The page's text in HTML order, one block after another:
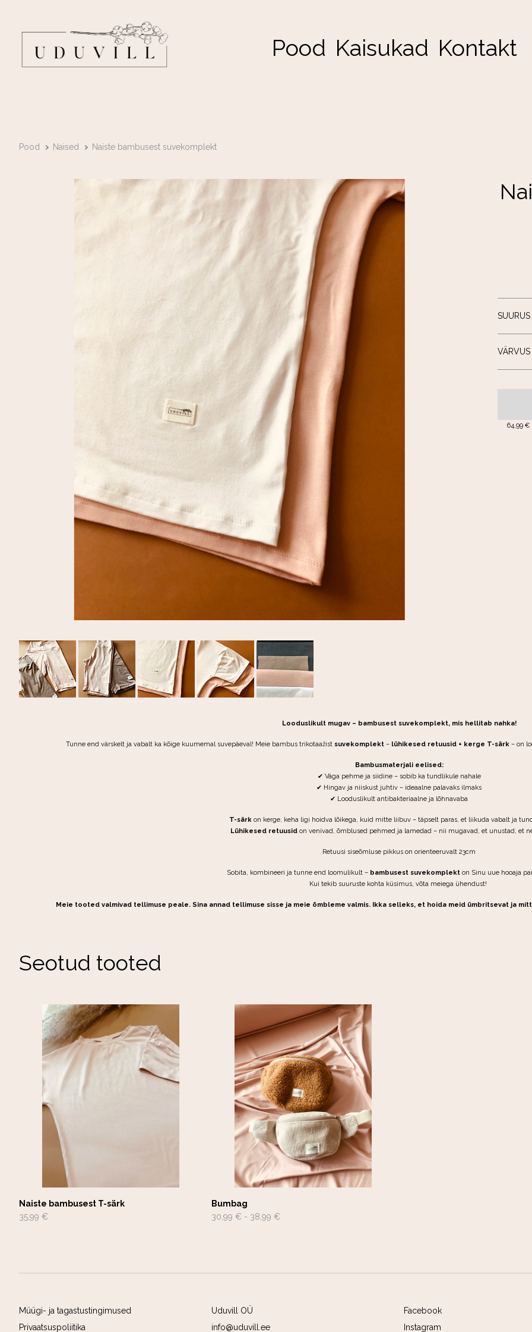
Pood Kaisukad Kontakt
Pood Naised Naiste bambusest suvekomplekt
SUURUS
VÄRVUS
64,99 €
Looduslikult mugav – bambusest suvekomplekt, mis hellitab nahka!
Tunne end värskelt ja vabalt ka kõige kuumemal suvepäeval! Meie bambus trikotaažist suvekomplekt – lühikesed retuusid + kerge T-särk – on
Bambusmaterjali eelised:
✔ Väga pehme ja siidine – sobib ka tundlikule nahale
✔ Hingav ja niiskust juhtiv – ideaalne palavaks ilmaks
✔ Looduslikult antibakteriaalne ja lõhnavaba
T-särkon kerge, keha ligi hoidva lõikega, kuid mitte liibuv – täpselt paras, et liikuda vabalt ja
Lühikesed retuusidon venivad, õmblused pehmed ja lamedad – nii mugavad, et unustad, et
Retuusi siseõmluse pikkus on orienteeruvalt 23cm
Sobita, kombineeri ja tunne end loomulikult – bambusest suvekomplekton Sinu uue hooaja
Kui tekib suuruste kohta küsimus, võta meiega ühendust!
Meie tooted valmivad tellimuse peale. Sina annad tellimuse sisse ja meie õmbleme valmis. Ikka selleks, et hoida meid ümbritsevat ja
Seotud tooted
Naiste bambusest T-särk
35,99 €
Bumbag
30,99 € - 38,99 €
Müügi- ja tagastustingimused
Privaatsuspoliitika
Uduvill OÜ
info@uduvill.ee
Facebook
Instagram